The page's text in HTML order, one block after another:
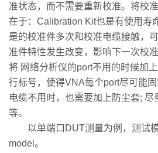
准状态，而不需要重新校准。将校
在于：Calibration Kit也是有使用寿
是的校准件多次和校准电缆接触，
准件特性发生改变，影响下一次校
将 网络分析仪的port不用的时候加
行标号，使得VNA每个port尽可能
电缆不用时，也需要加上防尘套;
等。
以单端口DUT测量为例，测试模
model。